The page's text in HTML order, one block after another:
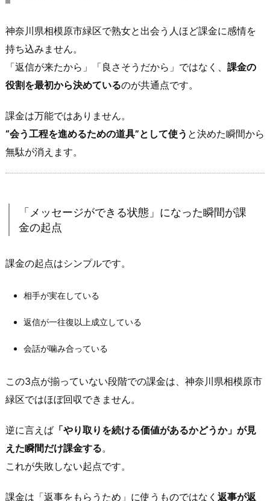
グ」
が
し
い
無
駄
課
金
た
に“課
の
的”を
固
2.
「メ
ー
ジ
神奈川県相模原市緑区で熟女と出会う人ほど課金に感情を
持ち込みません。
「返信が来たから」「良さそうだから」ではなく、 課金の
役割を最初から決めているのが共通点です。
課金は万能ではありません。
“会う工程を進めるための道具”として使う と決めた瞬間から
無駄が消えます。
「メッセージができる状態」になった瞬間が課
金の起点
課金の起点はシンプルです。
相手が実在している
返信が一往復以上成立している
会話が噛み合っている
この3点が揃っていない段階での課金は、神奈川県相模原市
緑区ではほぼ回収できません。
逆に言えば 「やり取りを続ける価値があるかどうか」が見
えた瞬間だけ課金する。
これが失敗しない起点です。
課金は「返事をもらうため」に使うものではなく 返事が返